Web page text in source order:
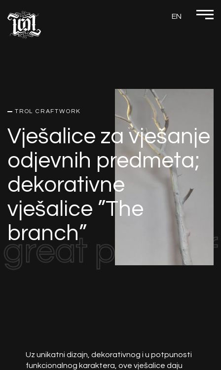
EN
TROL CRAFTWORK
Vješalice za vješanje
odjevnih predmeta;
dekorativne
vješalice ”The
branch”
great piece
Uz unikatni dizajn, dekorativnog i u potpunosti
funkcionalnog karaktera, ove vješalice daju